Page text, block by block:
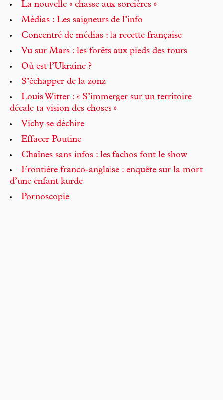
La nouvelle « chasse aux sorcières »
Médias : Les saigneurs de l’info
Concentré de médias : la recette française
Vu sur Mars : les forêts aux pieds des tours
Où est l’Ukraine ?
S’échapper de la zonz
Louis Witter : « S’immerger sur un territoire
décale ta vision des choses »
Vichy se déchire
Effacer Poutine
Chaînes sans infos : les fachos font le show
Frontière franco-anglaise : enquête sur la mort
d’une enfant kurde
Pornoscopie